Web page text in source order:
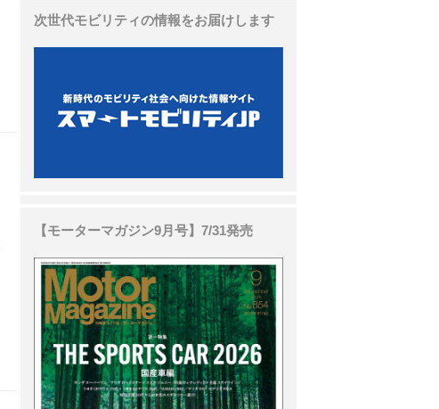
次世代モビリティの情報をお届けします
【モーターマガジン9月号】7/31発売